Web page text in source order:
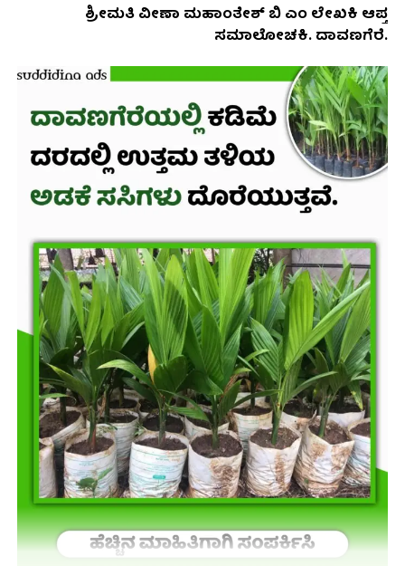
ಶ್ರೀಮತಿ ವೀಣಾ ಮಹಾಂತೇಶ್ ಬಿ ಎಂ ಲೇಖಕಿ ಆಪ್ತ
ಸಮಾಲೋಚಕಿ. ದಾವಣಗೆರೆ.